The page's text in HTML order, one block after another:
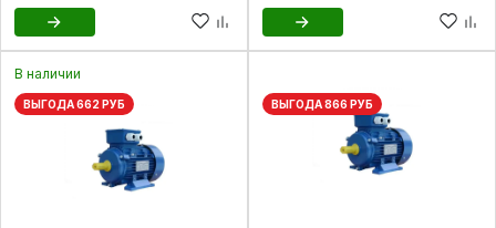
В наличии
ВЫГОДА 662 РУБ ВЫГОДА 866 РУБ